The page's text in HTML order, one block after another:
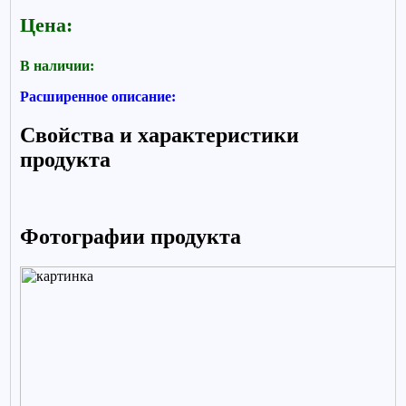
Цена:
В наличии:
Расширенное описание:
Свойства и характеристики
продукта
Фотографии продукта